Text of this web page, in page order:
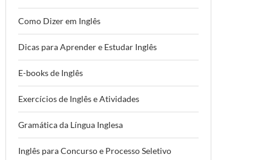
Como Dizer em Inglês
Dicas para Aprender e Estudar Inglês
E-books de Inglês
Exercícios de Inglês e Atividades
Gramática da Língua Inglesa
Inglês para Concurso e Processo Seletivo